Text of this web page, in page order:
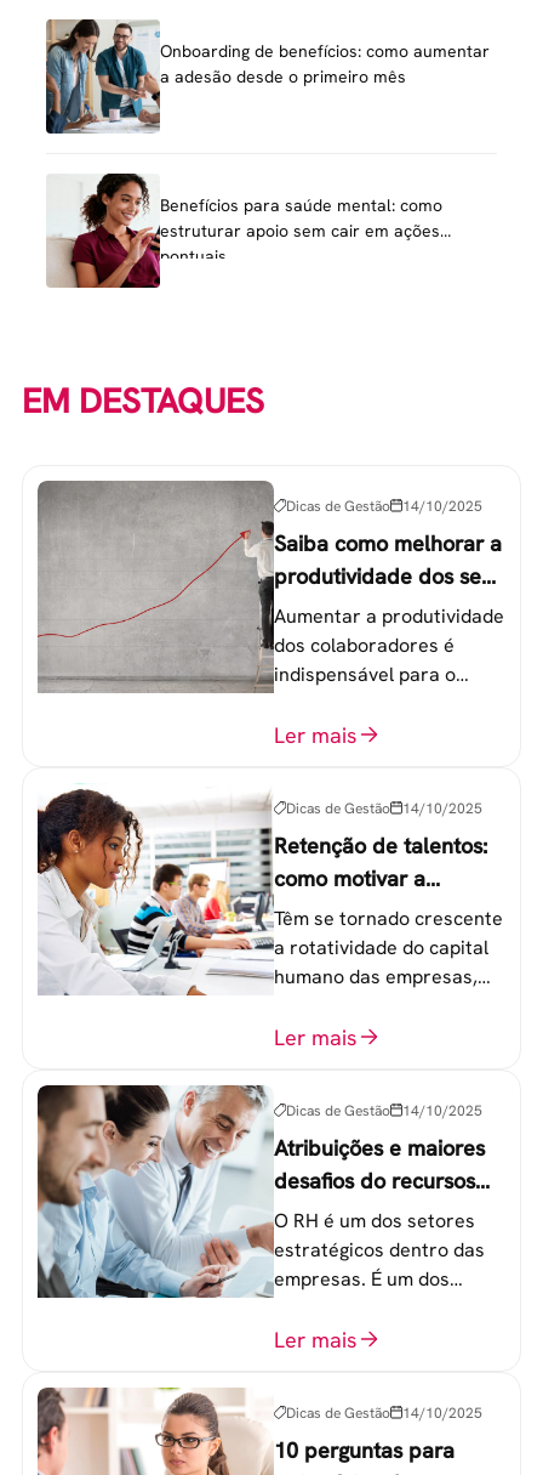
Onboarding de benefícios: como aumentar
a adesão desde o primeiro mês
Benefícios para saúde mental: como
estruturar apoio sem cair em ações
pontuais
EM DESTAQUES
Dicas de Gestão 14/10/2025
Saiba como melhorar a
produtividade dos seus
colaboradores
Aumentar a produtividade
dos colaboradores é
indispensável para o
equipe de trabalho. 6
Ler mais
Dicas de Gestão 14/10/2025
Retenção de talentos:
como motivar a
geração Y nas
empresas?
Têm se tornado crescente
a rotatividade do capital
humano das empresas,
colaboradores na faixa de
Ler mais
Dicas de Gestão 14/10/2025
Atribuições e maiores
desafios do recursos
humanos em uma
empresa
O RH é um dos setores
estratégicos dentro das
empresas. É um dos
o atingimento das metas
Ler mais
Dicas de Gestão 14/10/2025
10 perguntas para